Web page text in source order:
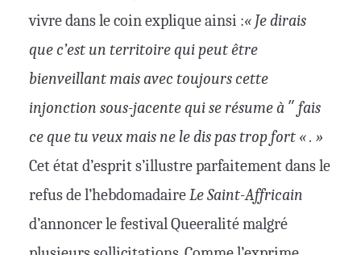
vivre dans le coin explique ainsi :« Je dirais
que c’est un territoire qui peut être
bienveillant mais avec toujours cette
injonction sous-jacente qui se résume à ʺ fais
ce que tu veux mais ne le dis pas trop fort « . »
Cet état d’esprit s’illustre parfaitement dans le
refus de l’hebdomadaire Le Saint-Affricain
d’annoncer le festival Queeralité malgré